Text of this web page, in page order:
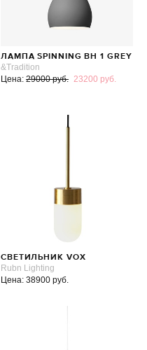
ЛАМПА SPINNING BH 1 GREY
&Tradition
Цена: 29000 руб. 23200 руб.
СВЕТИЛЬНИК VOX
Rubn Lighting
Цена: 38900 руб.